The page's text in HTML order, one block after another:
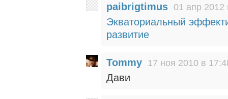
paibrigtimus 01 апр 2012
Экваториальный
развитие
Tommy 17 ноя 2010 в
Дави